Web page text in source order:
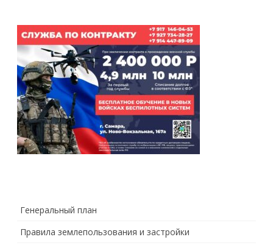
Генеральный план
Правила землепользования и застройки